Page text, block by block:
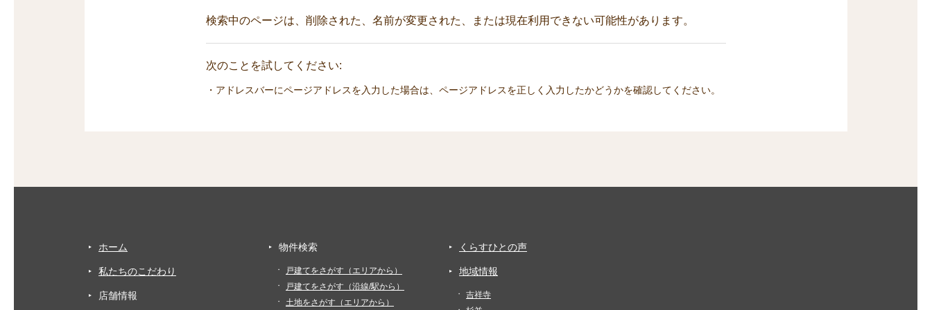
検索中のページは、削除された、名前が変更された、または現在利用できない可能性があります。
次のことを試してください:
・アドレスバーにページアドレスを入力した場合は、ページアドレスを正しく入力したかどうかを確認してください。
ホーム
私たちのこだわり
店舗情報
物件検索
戸建てをさがす（エリアから）
戸建てをさがす（沿線/駅から）
土地をさがす（エリアから）
くらすひとの声
地域情報
吉祥寺